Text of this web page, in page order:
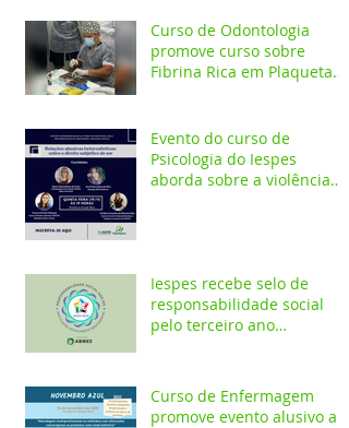
Curso de Odontologia
promove curso sobre
Fibrina Rica em Plaquetas
Evento do curso de
Psicologia do Iespes
aborda sobre a violência
Iespes recebe selo de
responsabilidade social
pelo terceiro ano
Curso de Enfermagem
promove evento alusivo a